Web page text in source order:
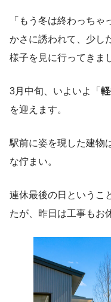
「もう冬は終わっち
かさに誘われて、少し
様子を見に行ってきま
3月中旬、いよいよ「
を迎えます。
駅前に姿を現した建物
な佇まい。
連休最後の日というこ
たが、昨日は工事もお